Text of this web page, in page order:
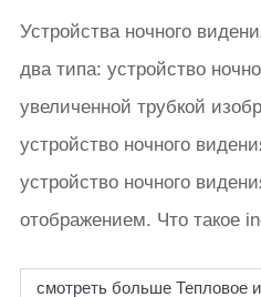
Устройства ночного
два типа: устройство
увеличенной трубкой
устройство ночного
устройство ночного
отображением. Что такое
смотреть больше Тепловое